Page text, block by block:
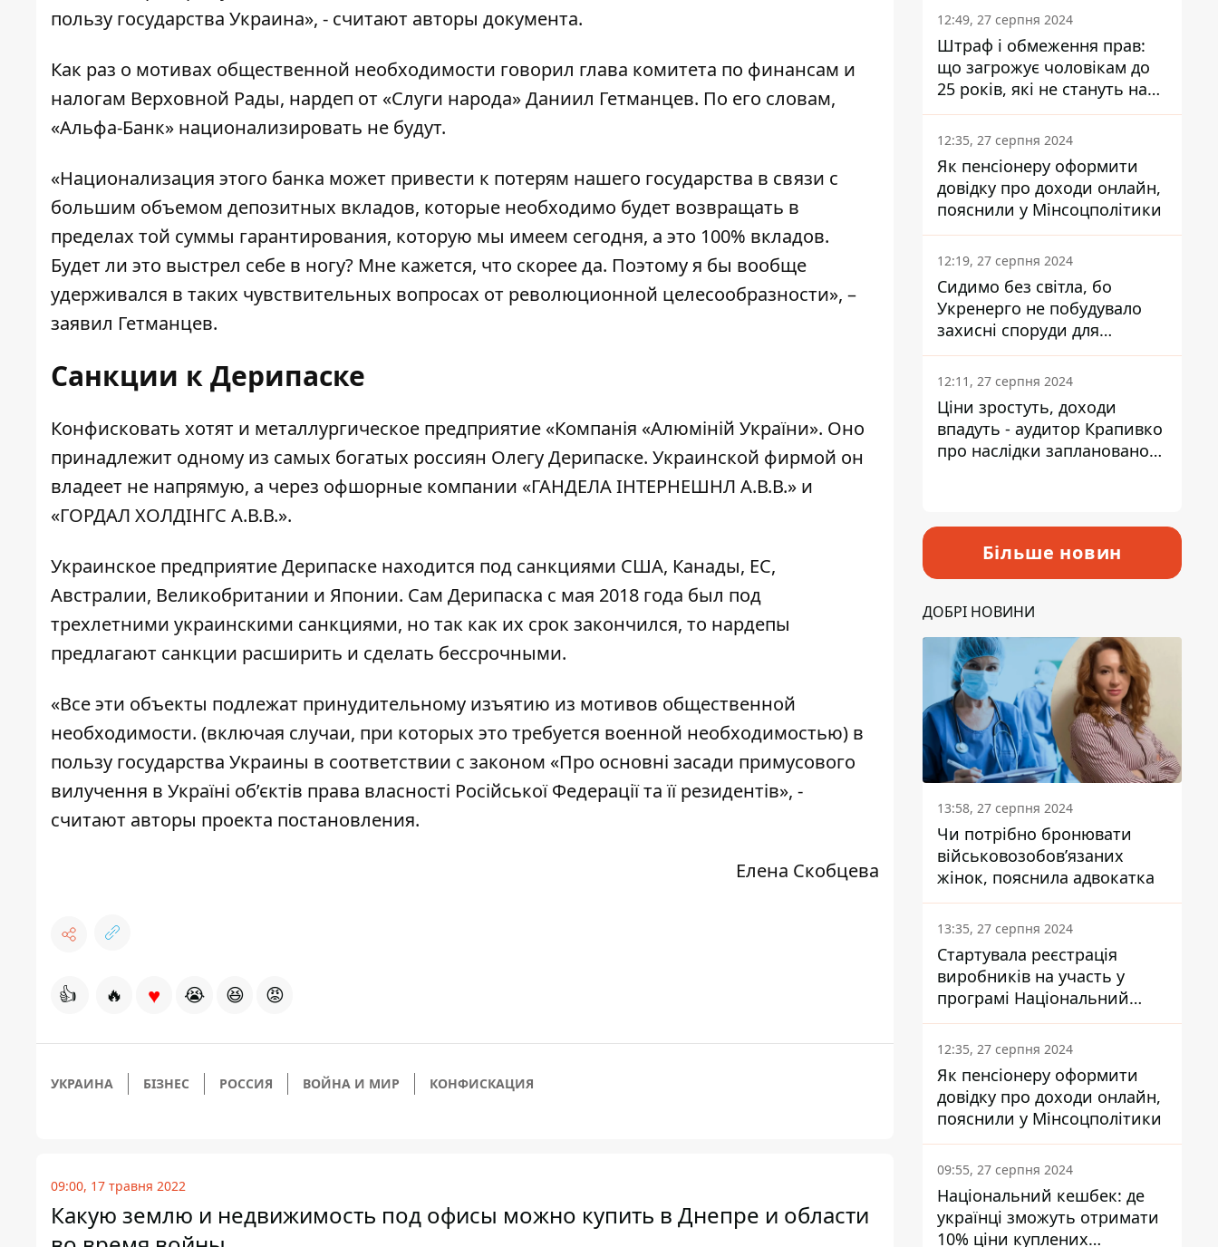
пользу государства Украина», - считают авторы документа.
Как раз о мотивах общественной необходимости говорил глава комитета по финансам и
налогам Верховной Рады, нардеп от «Слуги народа» Даниил Гетманцев. По его словам,
«Альфа-Банк» национализировать не будут.
«Национализация этого банка может привести к потерям нашего государства в связи с
большим объемом депозитных вкладов, которые необходимо будет возвращать в
пределах той суммы гарантирования, которую мы имеем сегодня, а это 100% вкладов.
Будет ли это выстрел себе в ногу? Мне кажется, что скорее да. Поэтому я бы вообще
удерживался в таких чувствительных вопросах от революционной целесообразности», –
заявил Гетманцев.
Санкции к Дерипаске
Конфисковать хотят и металлургическое предприятие «Компанія «Алюміній України». Оно
принадлежит одному из самых богатых россиян Олегу Дерипаске. Украинской фирмой он
владеет не напрямую, а через офшорные компании «ГАНДЕЛА ІНТЕРНЕШНЛ А.В.В.» и
«ГОРДАЛ ХОЛДІНГС А.В.В.».
Украинское предприятие Дерипаске находится под санкциями США, Канады, ЕС,
Австралии, Великобритании и Японии. Сам Дерипаска с мая 2018 года был под
трехлетними украинскими санкциями, но так как их срок закончился, то нардепы
предлагают санкции расширить и сделать бессрочными.
«Все эти объекты подлежат принудительному изъятию из мотивов общественной
необходимости. (включая случаи, при которых это требуется военной необходимостью) в
пользу государства Украины в соответствии с законом «Про основні засади примусового
вилучення в Україні об’єктів права власності Російської Федерації та її резидентів», -
считают авторы проекта постановления.
Елена Скобцева
👍 🔥 ♥ 😭 😆 😡
УКРАИНА БІЗНЕС РОССИЯ ВОЙНА И МИР КОНФИСКАЦИЯ
09:00, 17 травня 2022
Какую землю и недвижимость под офисы можно купить в Днепре и области
через портал Дія
12:49, 27 серпня 2024
Штраф і обмеження прав:
що загрожує чоловікам до
25 років, які не стануть на
військовий облік
12:35, 27 серпня 2024
Як пенсіонеру оформити
довідку про доходи онлайн,
пояснили у Мінсоцполітики
12:19, 27 серпня 2024
Сидимо без світла, бо
Укренерго не побудувало
захисні споруди для
енергетики - нардеп
Кучеренко
12:11, 27 серпня 2024
Ціни зростуть, доходи
впадуть - аудитор Крапивко
про наслідки запланованого
Більше новин
ДОБРІ НОВИНИ
13:58, 27 серпня 2024
Чи потрібно бронювати
військовозобов’язаних
жінок, пояснила адвокатка
13:35, 27 серпня 2024
Стартувала реєстрація
виробників на участь у
програмі Національний
кешбек: як це зробити
через портал Дія
12:35, 27 серпня 2024
Як пенсіонеру оформити
довідку про доходи онлайн,
пояснили у Мінсоцполітики
09:55, 27 серпня 2024
Національний кешбек: де
українці зможуть отримати
10% ціни куплених